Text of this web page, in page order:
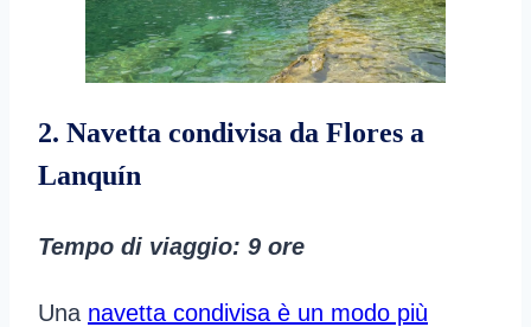
2. Navetta condivisa da Flores a
Lanquín
Tempo di viaggio: 9 ore
Una navetta condivisa è un modo più